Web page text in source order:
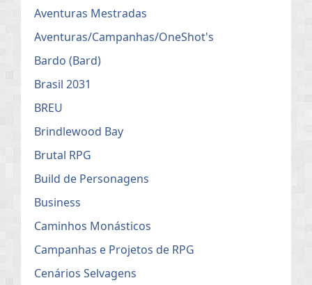
Aventuras Mestradas
Aventuras/Campanhas/OneShot's
Bardo (Bard)
Brasil 2031
BREU
Brindlewood Bay
Brutal RPG
Build de Personagens
Business
Caminhos Monásticos
Campanhas e Projetos de RPG
Cenários Selvagens